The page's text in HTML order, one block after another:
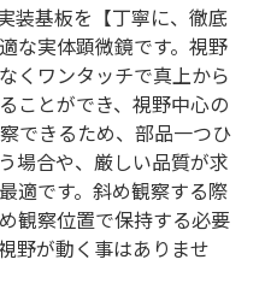
集
装基板を【丁寧に、徹底
な実体顕微鏡です。視野
くワンタッチで真上から
ことができ、視野中心の
できるため、部品一つひ
場合や、厳しい品質が求
適です。斜め観察する際
観察位置で保持する必要
野が動く事はありませ